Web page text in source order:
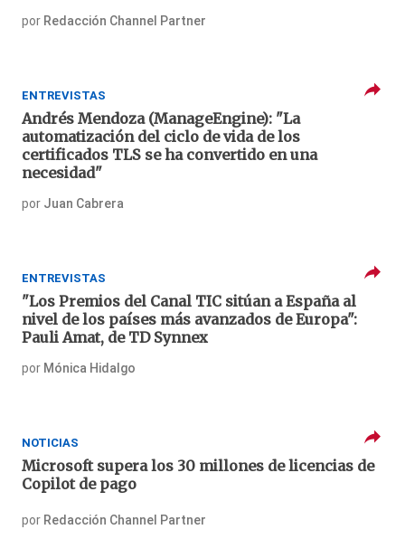
por Redacción Channel Partner
ENTREVISTAS
Andrés Mendoza (ManageEngine): "La
automatización del ciclo de vida de los
certificados TLS se ha convertido en una
necesidad"
por Juan Cabrera
ENTREVISTAS
"Los Premios del Canal TIC sitúan a España al
nivel de los países más avanzados de Europa":
Pauli Amat, de TD Synnex
por Mónica Hidalgo
NOTICIAS
Microsoft supera los 30 millones de licencias de
Copilot de pago
por Redacción Channel Partner